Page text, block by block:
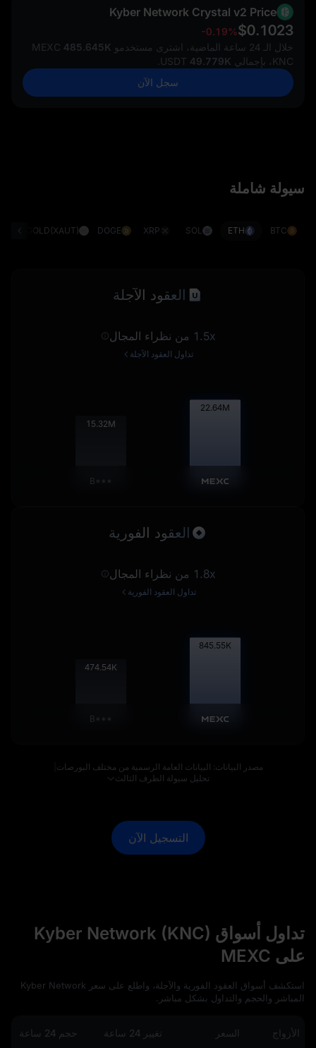
Kyber Network Crystal v2 Price
$0.1023
-0.19%
خلال الـ 24 ساعة الماضية، اشترى مستخدمو MEXC
485.645K
KNC، بإجمالي
49.779K
سجل الآن
سيولة شاملة
BTC
ETH
SOL
XRP
DOGE
GOLD(XAUT)
العقود الآجلة
1.5x من نظراء المجال
تداول العقود الآجلة
22.65M
15.32M
B***
العقود الفورية
1.8x من نظراء المجال
تداول العقود الفورية
845.98K
474.78K
B***
مصدر البيانات: البيانات العامة الرسمية من مختلف البورصات
تحليل سيولة الطرف الثالث
التسجيل الآن
تداول أسواق Kyber Network (KNC)
على MEXC
استكشف أسواق العقود الفورية والآجلة، واطلع على سعر Kyber Network
المباشر والحجم والتداول بشكل مباشر.
الأزواج السعر تغيير 24 ساعة حجم 24 ساعة